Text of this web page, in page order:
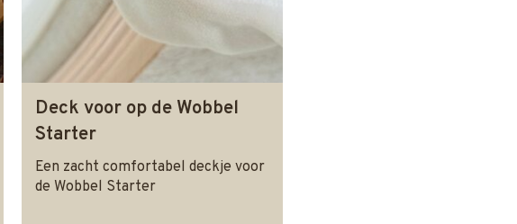
Deck voor op de Wobbel
Starter
Een zacht comfortabel deckje voor
de Wobbel Starter